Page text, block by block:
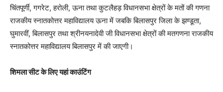
चिंतपूर्णी, गगरेट, हरोली, ऊना तथा कुटलैहड़ विधानसभा क्षेत्रों के मतों की गणना
राजकीय स्नातकोत्तर महाविद्यालय ऊना में जबकि बिलासपुर जिला के झण्डूता,
घुमारवीं, बिलासपुर तथा श्रीनयनादेवी जी विधानसभा क्षेत्रों की मतगणना राजकीय
स्नातकोत्तर महाविद्यालय बिलासपुर में की जाएगी।
शिमला सीट के लिए यहां काउंटिंग